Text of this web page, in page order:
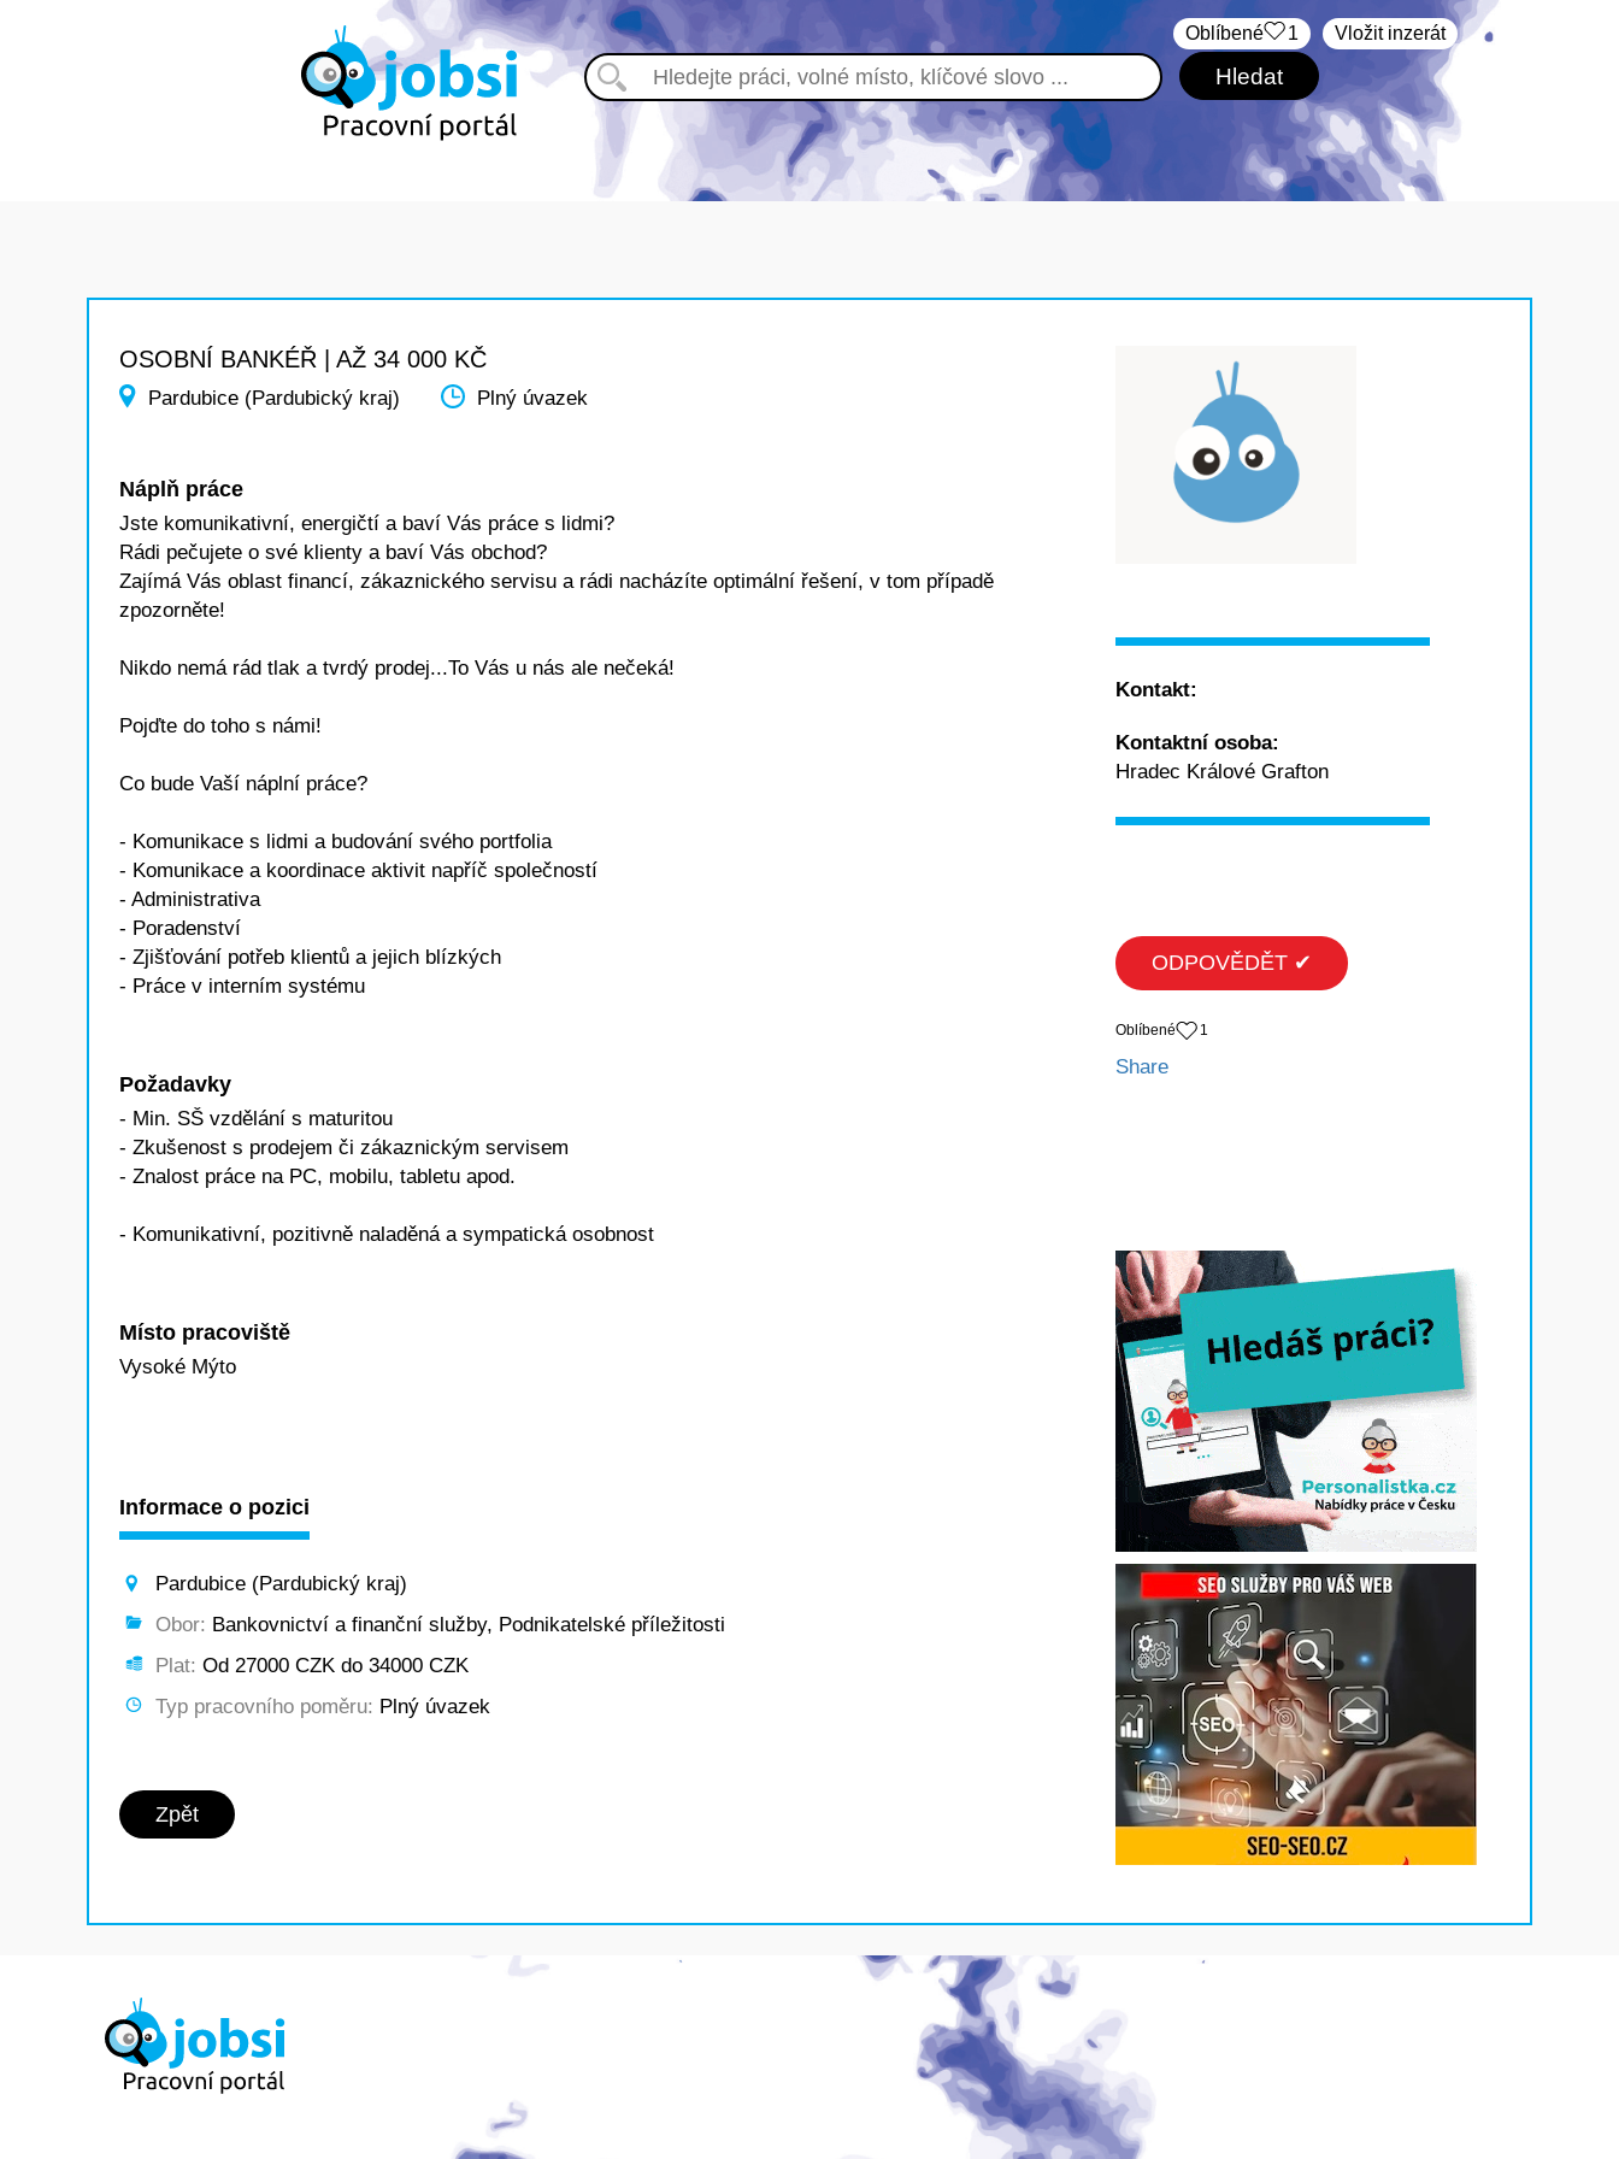
Vložit inzerát
Oblíbené 1
OSOBNÍ BANKÉŘ | AŽ 34 000 KČ
Pardubice (Pardubický kraj) Plný úvazek
Náplň práce
Jste komunikativní, energičtí a baví Vás práce s lidmi?
Rádi pečujete o své klienty a baví Vás obchod?
Zajímá Vás oblast financí, zákaznického servisu a rádi nacházíte optimální řešení, v tom případě
zpozorněte!
Nikdo nemá rád tlak a tvrdý prodej...To Vás u nás ale nečeká!
Pojďte do toho s námi!
Co bude Vaší náplní práce?
- Komunikace s lidmi a budování svého portfolia
- Komunikace a koordinace aktivit napříč společností
- Administrativa
- Poradenství
- Zjišťování potřeb klientů a jejich blízkých
- Práce v interním systému
Požadavky
- Min. SŠ vzdělání s maturitou
- Zkušenost s prodejem či zákaznickým servisem
- Znalost práce na PC, mobilu, tabletu apod.
- Komunikativní, pozitivně naladěná a sympatická osobnost
Místo pracoviště
Vysoké Mýto
Informace o pozici
Pardubice (Pardubický kraj)
Obor: Bankovnictví a finanční služby, Podnikatelské příležitosti
Plat: Od 27000 CZK do 34000 CZK
Typ pracovního poměru: Plný úvazek
Zpět
Kontakt:
Kontaktní osoba:
Hradec Králové Grafton
ODPOVĚDĚT ✔
Oblíbené 1
Share